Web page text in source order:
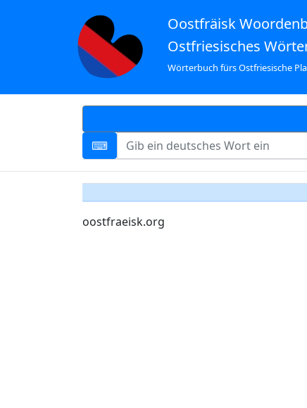
Oostfräisk
Ostfriesisches
Wörterbuch fürs Ostfriesische
oostfraeisk.org